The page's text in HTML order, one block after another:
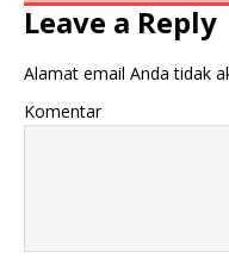
Leave a Reply
Alamat email Anda tidak
Komentar